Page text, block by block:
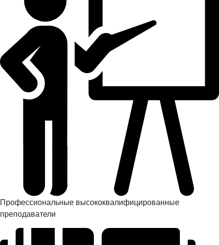
Профессиональные высококвалифицированные
преподаватели